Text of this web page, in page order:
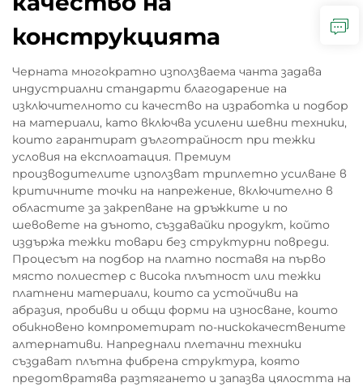
конструкцията
Черната многократно използваема чанта задава
индустриални стандарти благодарение на
изключителното си качество на изработка и подбор
на материали, като включва усилени шевни техники,
които гарантират дълготрайност при тежки
условия на експлоатация. Премиум
производителите използват триплетно усилване в
критичните точки на напрежение, включително в
областите за закрепване на дръжките и по
шевовете на дъното, създавайки продукт, който
издържа тежки товари без структурни повреди.
Процесът на подбор на платно поставя на първо
място полиестер с висока плътност или тежки
платнени материали, които са устойчиви на
абразия, пробиви и общи форми на износване, които
обикновено компрометират по-нискокачествените
алтернативи. Напреднали плетачни техники
създават плътна фибрена структура, която
предотвратява разтягането и запазва цялостта на